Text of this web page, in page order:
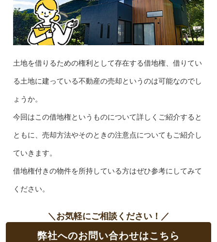
土地を借りるための権利として存在する借地権、借りてい
る土地に建っている不動産の売却というのは可能なのでし
ょうか。
今回はこの借地権というものについて詳しくご紹介すると
ともに、売却方法やそのときの注意点についてもご紹介し
ていきます。
借地権付きの物件を所持している方はぜひ参考にしてみて
ください。
＼お気軽にご相談ください！／
弊社へのお問い合わせはこちら